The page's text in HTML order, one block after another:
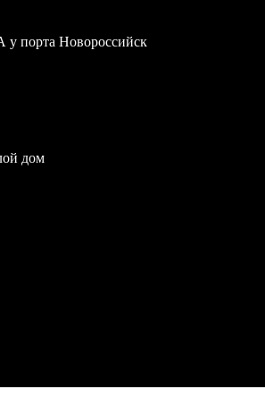
у порта Новороссийск
дом